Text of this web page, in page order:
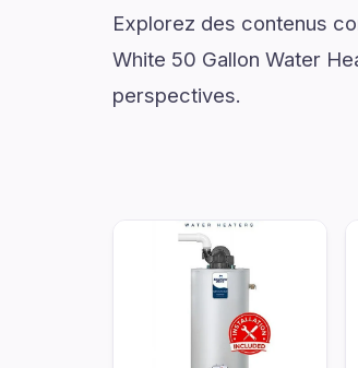
Explorez des contenus
White 50 Gallon Water
perspectives.